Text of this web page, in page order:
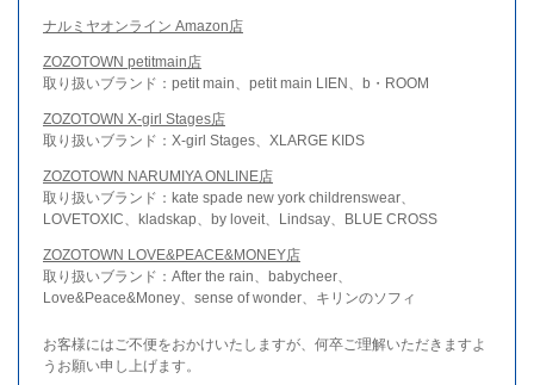
ナルミヤオンライン Amazon店
ZOZOTOWN petitmain店
取り扱いブランド：petit main、petit main LIEN、b・ROOM
ZOZOTOWN X-girl Stages店
取り扱いブランド：X-girl Stages、XLARGE KIDS
ZOZOTOWN NARUMIYA ONLINE店
取り扱いブランド：kate spade new york childrenswear、
LOVETOXIC、kladskap、by loveit、Lindsay、BLUE CROSS
ZOZOTOWN LOVE&PEACE&MONEY店
取り扱いブランド：After the rain、babycheer、
Love&Peace&Money、sense of wonder、キリンのソフィ
お客様にはご不便をおかけいたしますが、何卒ご理解いただきますよ
うお願い申し上げます。